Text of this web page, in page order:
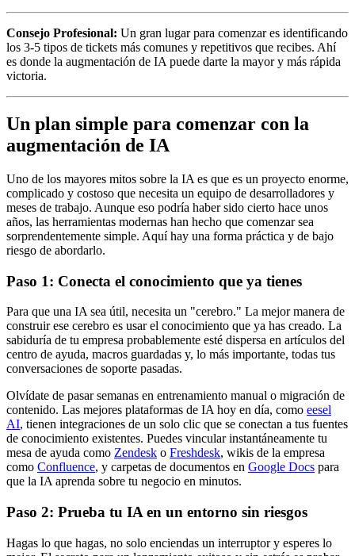
Consejo Profesional: Un gran lugar para comenzar es identificando
los 3-5 tipos de tickets más comunes y repetitivos que recibes. Ahí
es donde la augmentación de IA puede darte la mayor y más rápida
victoria.
Un plan simple para comenzar con la
augmentación de IA
Uno de los mayores mitos sobre la IA es que es un proyecto enorme,
complicado y costoso que necesita un equipo de desarrolladores y
meses de trabajo. Aunque eso podría haber sido cierto hace unos
años, las herramientas modernas han hecho que comenzar sea
sorprendentemente simple. Aquí hay una forma práctica y de bajo
riesgo de abordarlo.
Paso 1: Conecta el conocimiento que ya tienes
Para que una IA sea útil, necesita un "cerebro." La mejor manera de
construir ese cerebro es usar el conocimiento que ya has creado. La
sabiduría de tu empresa probablemente esté dispersa en artículos del
centro de ayuda, macros guardadas y, lo más importante, todas tus
conversaciones de soporte pasadas.
Olvídate de pasar semanas en entrenamiento manual o migración de
contenido. Las mejores plataformas de IA hoy en día, como eesel
AI, tienen integraciones de un solo clic que se conectan a tus fuentes
de conocimiento existentes. Puedes vincular instantáneamente tu
mesa de ayuda como Zendesk o Freshdesk, wikis de la empresa
como Confluence, y carpetas de documentos en Google Docs para
que la IA aprenda sobre tu negocio en minutos.
Paso 2: Prueba tu IA en un entorno sin riesgos
Hagas lo que hagas, no solo enciendas un interruptor y esperes lo